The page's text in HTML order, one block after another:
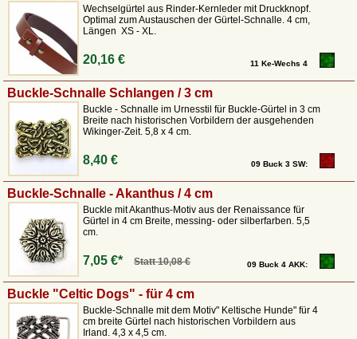
Wechselgürtel aus Rinder-Kernleder mit Druckknopf.
Optimal zum Austauschen der Gürtel-Schnalle. 4 cm,
Längen XS - XL.
20,16 € 11 Ke-Wechs 4
Buckle-Schnalle Schlangen / 3 cm
Buckle - Schnalle im Urnesstil für Buckle-Gürtel in 3 cm
Breite nach historischen Vorbildern der ausgehenden
Wikinger-Zeit. 5,8 x 4 cm.
8,40 € 09 Buck 3 SW:
Buckle-Schnalle - Akanthus / 4 cm
Buckle mit Akanthus-Motiv aus der Renaissance für
Gürtel in 4 cm Breite, messing- oder silberfarben. 5,5
cm.
7,05 €* Statt10,08 € 09 Buck 4 AKK:
Buckle "Celtic Dogs" - für 4 cm
Buckle-Schnalle mit dem Motiv" Keltische Hunde" für 4
cm breite Gürtel nach historischen Vorbildern aus
Irland. 4,3 x 4,5 cm.